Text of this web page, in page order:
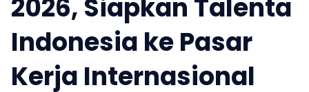
2026, Siapkan Talenta
Indonesia ke Pasar
Kerja Internasional